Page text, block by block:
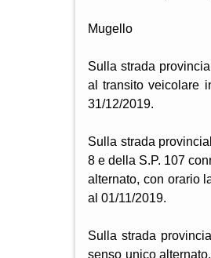
Mugello
Sulla strada
al transito veicolare
31/12/2019.
Sulla strada
8 e della S.P. 107
alternato, con orario
al 01/11/2019.
Sulla strada
senso unico